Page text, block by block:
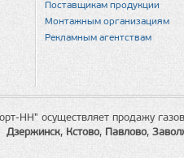
Поставщикам продукции
Монтажным организациям
Рекламным агентствам
НН" осуществляет продажу
Дзержинск, Кстово, Павлово,